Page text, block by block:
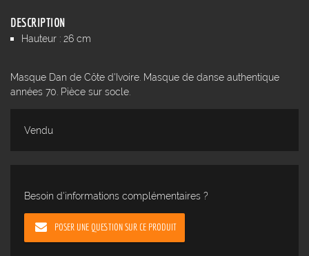
DESCRIPTION
Hauteur : 26 cm
Masque Dan de Côte d'Ivoire. Masque de danse authentique
années 70. Pièce sur socle.
Vendu
Besoin d'informations complémentaires ?
POSER UNE QUESTION SUR CE PRODUIT